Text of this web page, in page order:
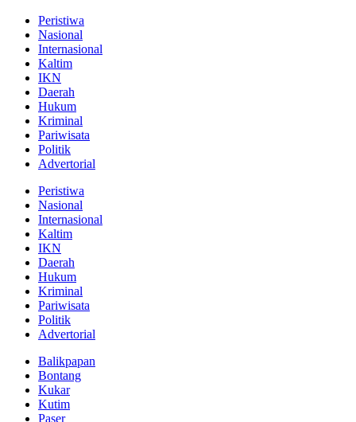
Peristiwa
Nasional
Internasional
Kaltim
IKN
Daerah
Hukum
Kriminal
Pariwisata
Politik
Advertorial
Peristiwa
Nasional
Internasional
Kaltim
IKN
Daerah
Hukum
Kriminal
Pariwisata
Politik
Advertorial
Balikpapan
Bontang
Kukar
Kutim
Paser